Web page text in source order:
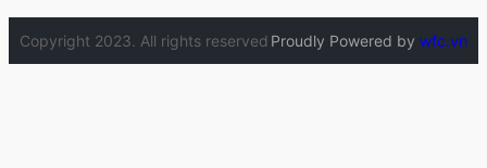
Copyright 2023. All rights reserved Proudly Powered by wfc.vn